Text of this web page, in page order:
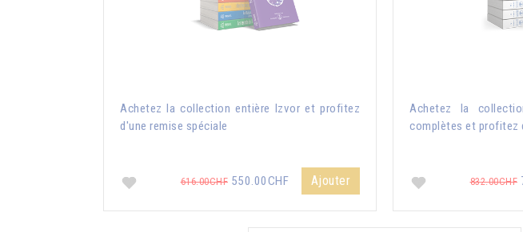
Achetez la collection entière Izvor et profitez
d'une remise spéciale
616.00CHF 550.00CHF Ajouter
Achetez la
complètes et profitez
832.00CHF